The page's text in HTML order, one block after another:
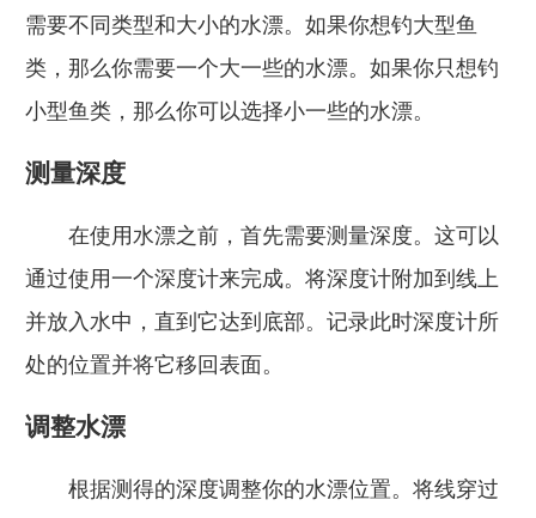
需要不同类型和大小的水漂。如果你想钓大型鱼
类，那么你需要一个大一些的水漂。如果你只想钓
小型鱼类，那么你可以选择小一些的水漂。
测量深度
在使用水漂之前，首先需要测量深度。这可以
通过使用一个深度计来完成。将深度计附加到线上
并放入水中，直到它达到底部。记录此时深度计所
处的位置并将它移回表面。
调整水漂
根据测得的深度调整你的水漂位置。将线穿过